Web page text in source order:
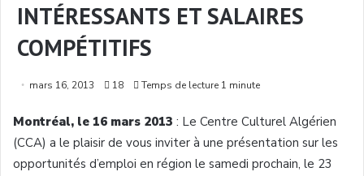
INTÉRESSANTS ET SALAIRES
COMPÉTITIFS
mars 16, 2013 18 Temps de lecture 1 minute
Montréal, le 16 mars 2013 : Le Centre Culturel Algérien
(CCA) a le plaisir de vous inviter à une présentation sur les
opportunités d’emploi en région le samedi prochain, le 23